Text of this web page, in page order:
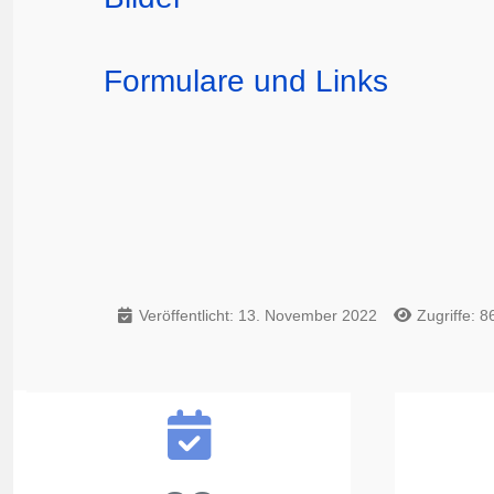
Formulare und Links
Veröffentlicht: 13. November 2022 Zugriffe: